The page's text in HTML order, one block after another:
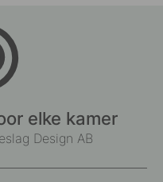
elke kamer
Design AB